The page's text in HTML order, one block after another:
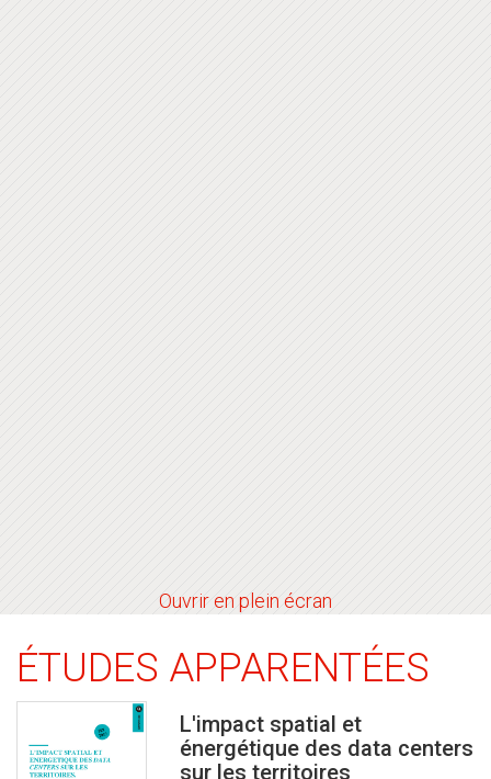
Ouvrir en plein écran
ÉTUDES APPARENTÉES
L'impact spatial et
énergétique des data centers
sur les territoires